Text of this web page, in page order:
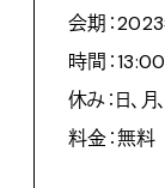
会期：2023
時間：
休み：日、
料金：無料